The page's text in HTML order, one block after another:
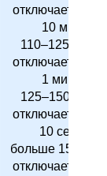
отключается
10 минут
110–125%:
отключается
1 минуту
125–150%:
отключается
10 секунд
больше 150%:
отключается